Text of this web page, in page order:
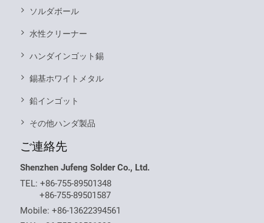
ソルダボール
水性クリーナー
ハンダインゴット錫
錫基ホワイトメタル
鉛インゴット
その他ハンダ製品
ご連絡先
Shenzhen Jufeng Solder Co., Ltd.
TEL:+86-755-89501348
+86-755-89501587
Mobile:+86-13622394561